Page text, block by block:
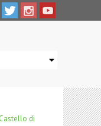
Castello di